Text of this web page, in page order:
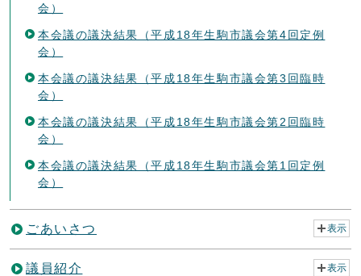
会）
本会議の議決結果（平成18年生駒市議会第4回定例
会）
本会議の議決結果（平成18年生駒市議会第3回臨時
会）
本会議の議決結果（平成18年生駒市議会第2回臨時
会）
本会議の議決結果（平成18年生駒市議会第1回定例
会）
ごあいさつ 表示
議員紹介 表示